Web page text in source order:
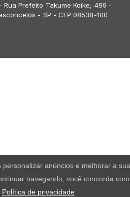
Rua Prefeito Takume Koike, 499 -
- SP - CEP 08538-100
personalizar anúncios e melhorar a sua
navegando, você concorda
Política de privacidade